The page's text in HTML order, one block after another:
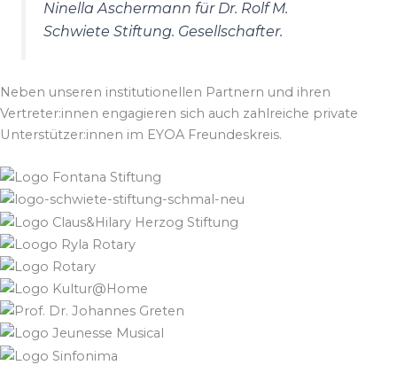
Ninella Aschermann für Dr. Rolf M.
Schwiete Stiftung. Gesellschafter.
Neben unseren institutionellen Partnern und ihren
Vertreter:innen engagieren sich auch zahlreiche private
Unterstützer:innen im EYOA Freundeskreis.